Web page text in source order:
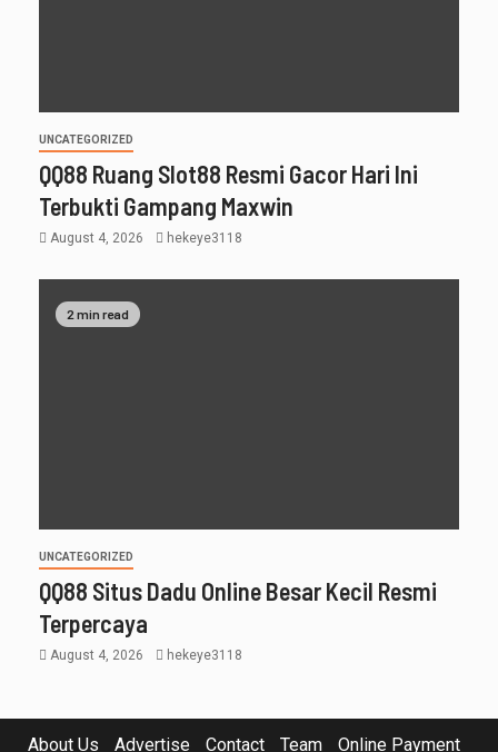
UNCATEGORIZED
QQ88 Ruang Slot88 Resmi Gacor Hari Ini
Terbukti Gampang Maxwin
August 4, 2026 hekeye3118
2 min read
UNCATEGORIZED
QQ88 Situs Dadu Online Besar Kecil Resmi
Terpercaya
August 4, 2026 hekeye3118
About Us Advertise Contact Team Online Payment